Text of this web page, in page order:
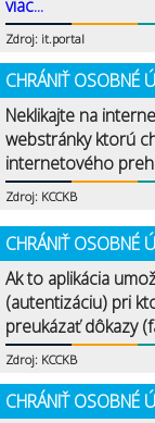
viac...
Zdroj: it.portal
CHRÁNIŤ OSOBNÉ
Neklikajte na
webstránky ktorú
internetového
Zdroj: KCCKB
CHRÁNIŤ
Ak to aplikácia
(autentizáciu) pri
preukázať dôkazy
Zdroj: KCCKB
CHRÁNIŤ